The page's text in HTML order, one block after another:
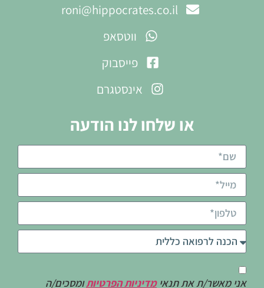
roni@hippocrates.co.il
ווטסאפ
פייסבוק
אינסטגרם
או שלחו לנו הודעה
אני מאשר/ת את תנאימדיניות הפרטיותומסכים/ה